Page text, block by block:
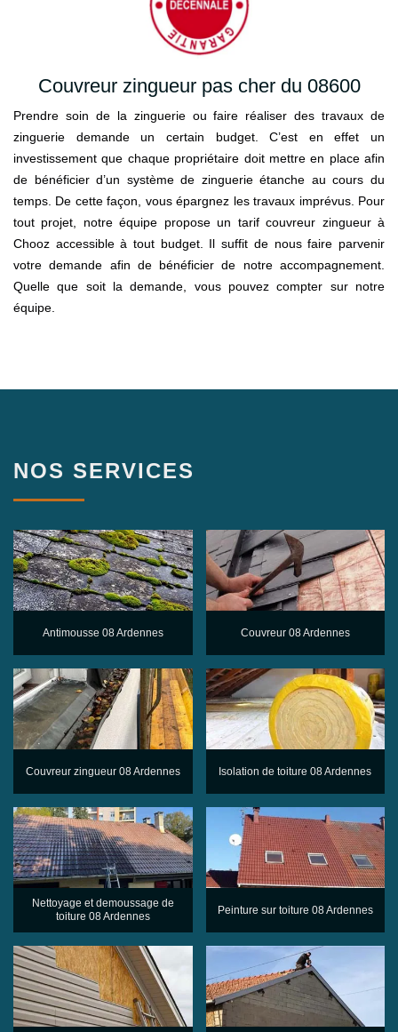
Couvreur zingueur pas cher du 08600
Prendre soin de la zinguerie ou faire réaliser des travaux de
zinguerie demande un certain budget. C’est en effet un
investissement que chaque propriétaire doit mettre en place afin
de bénéficier d’un système de zinguerie étanche au cours du
temps. De cette façon, vous épargnez les travaux imprévus. Pour
tout projet, notre équipe propose un tarif couvreur zingueur à
Chooz accessible à tout budget. Il suffit de nous faire parvenir
votre demande afin de bénéficier de notre accompagnement.
Quelle que soit la demande, vous pouvez compter sur notre
équipe.
NOS SERVICES
Antimousse 08 Ardennes Couvreur 08 Ardennes
Couvreur zingueur 08 Ardennes Isolation de toiture 08 Ardennes
Nettoyage et demoussage de
toiture 08 Ardennes
Peinture sur toiture 08 Ardennes